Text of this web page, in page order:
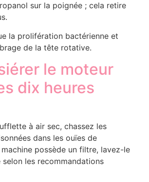
sur la poignée ; cela retire
la prolifération bactérienne et
de la tête rotative.
le moteur
dix heures
à air sec, chassez les
dans les ouïes de
possède un filtre, lavez-le
les recommandations